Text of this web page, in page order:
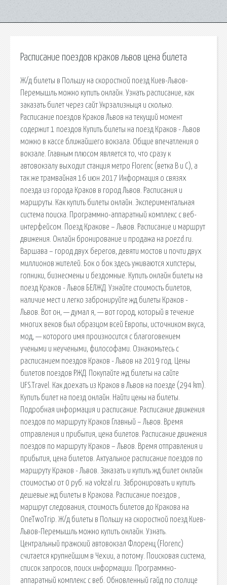
Расписание поездов краков львов цена билета
Ж/д билеты в Польшу на скоростной поезд Киев-Львов-
Перемышль можно купить онлайн. Узнать расписание, как
заказать билет через сайт Укрзализныця и сколько.
Расписание поездов Краков Львов на текущий момент
содержит 1 поездов Купить билеты на поезд Краков - Львов
можно в кассе ближайшего вокзала. Общие впечатления о
вокзале. Главным плюсом является то, что сразу к
автовокзалу выходит станция метро Florenc (ветка В и С), а
так же трамвайная 16 июн 2017 Информация о связях
поезда из города Краков в город Львов. Расписания и
маршруты. Как купить билеты онлайн. Экспериментальная
система поиска. Программно-аппаратный комплекс с веб-
интерфейсом. Поезд Кракове – Львов. Расписание и маршрут
движения. Онлайн бронирование и продажа на poezd.ru.
Варшава – город двух берегов, девяти мостов и почти двух
миллионов жителей. Бок о бок здесь уживаются хипстеры,
гопники, бизнесмены и бездомные. Купить онлайн билеты на
поезд Краков - Львов БЕЛЖД. Узнайте стоимость билетов,
наличие мест и легко забронируйте жд билеты Краков -
Львов. Вот он, — думал я, — вот город, который в течение
многих веков был образцом всей Европы, источником вкуса,
мод, — которого имя произносится с благоговением
учеными и неучеными, философами. Ознакомьтесь с
расписанием поездов Краков - Львов на 2019 год. Цены
билетов поездов РЖД. Покупайте жд билеты на сайте
UFS.Travel. Как доехать из Краков в Львов на поезде (294 km).
Купить билет на поезд онлайн. Найти цены на билеты.
Подробная информация и расписание. Расписание движения
поездов по маршруту Краков Главный – Львов. Время
отправления и прибытия, цена билетов. Расписание движения
поездов по маршруту Краков – Львов. Время отправления и
прибытия, цена билетов. Актуальное расписание поездов по
маршруту Краков - Львов. Заказать и купить жд билет онлайн
стоимостью от 0 руб. на vokzal.ru. Забронировать и купить
дешевые жд билеты в Кракова. Расписание поездов ,
маршрут следования, стоимость билетов до Кракова на
OneTwoTrip. Ж/д билеты в Польшу на скоростной поезд Киев-
Львов-Перемышль можно купить онлайн. Узнать.
Центральный пражский автовокзал Флоренц (Florenc)
считается крупнейшим в Чехии, а потому. Поисковая сиcтема,
список запросов, поиск информации. Программно-
аппаратный комплекс с веб. Обновленный гайд по столице